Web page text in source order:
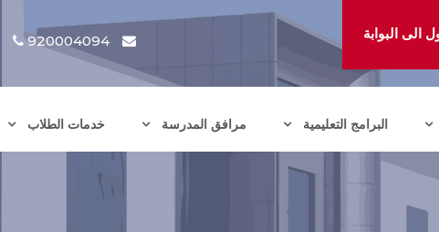
920004094 الى البوابة
البرامج التعليمية مرافق المدرسة خدمات الطلاب